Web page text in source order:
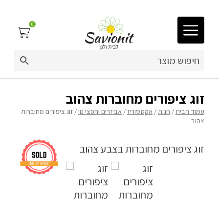
03-9212883
פינות זולה
ריהוט גן
מערכות ישיבה וריהוט
0
זוג ציפורים מחוברות צהוב
עמוד הבית/ חנות/ אקססוריז/ אביזרים וחפצי נוי/ זוג ציפורים מחוברות
צהוב